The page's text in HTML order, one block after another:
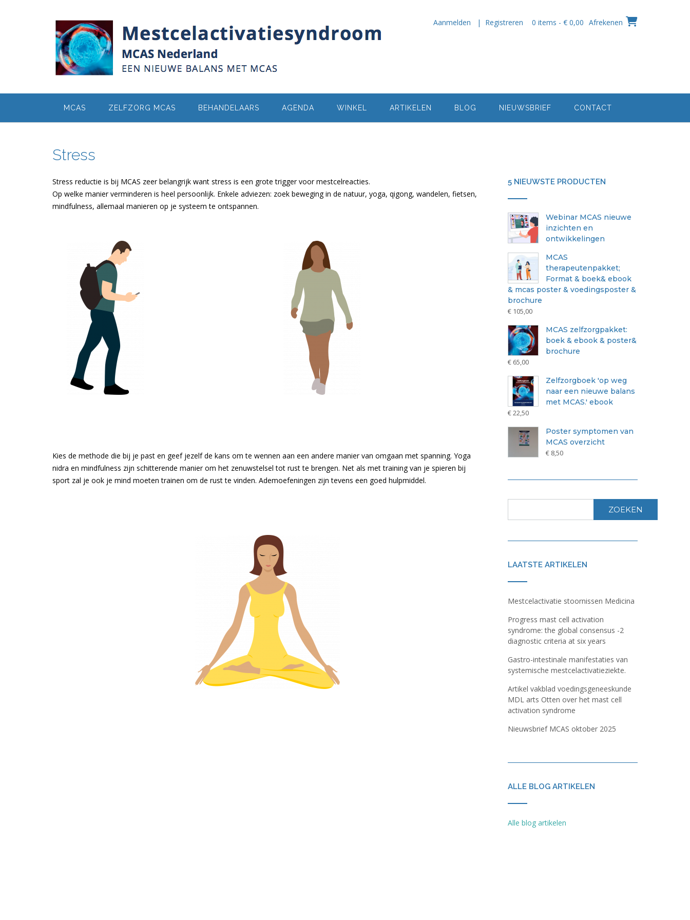
Aanmelden | Registreren 0 items - € 0,00 Afrekenen
MCAS ZELFZORG MCAS BEHANDELAARS AGENDA WINKEL ARTIKELEN BLOG NIEUWSBRIEF CONTACT
Stress
Stress reductie is bij MCAS zeer belangrijk want stress is een grote trigger voor mestcelreacties.
Op welke manier verminderen is heel persoonlijk. Enkele adviezen: zoek beweging in de natuur, yoga, qigong, wandelen, fietsen,
mindfulness, allemaal manieren op je systeem te ontspannen.
Kies de methode die bij je past en geef jezelf de kans om te wennen aan een andere manier van omgaan met spanning. Yoga
nidra en mindfulness zijn schitterende manier om het zenuwstelsel tot rust te brengen. Net als met training van je spieren bij
sport zal je ook je mind moeten trainen om de rust te vinden. Ademoefeningen zijn tevens een goed hulpmiddel.
5 NIEUWSTE PRODUCTEN
Webinar MCAS nieuwe
inzichten en
ontwikkelingen
MCAS
therapeutenpakket;
Format & boek& ebook
& mcas poster & voedingsposter &
brochure
€105,00
MCAS zelfzorgpakket:
boek & ebook & poster&
brochure
€65,00
Zelfzorgboek 'op weg
naar een nieuwe balans
met MCAS.' ebook
€22,50
Poster symptomen van
MCAS overzicht
€8,50
ZOEKEN
LAATSTE ARTIKELEN
Mestcelactivatie stoornissen Medicina
Progress mast cell activation
syndrome: the global consensus -2
diagnostic criteria at six years
Gastro-intestinale manifestaties van
systemische mestcelactivatieziekte.
Artikel vakblad voedingsgeneeskunde
MDL arts Otten over het mast cell
activation syndrome
Nieuwsbrief MCAS oktober 2025
ALLE BLOG ARTIKELEN
Alle blog artikelen